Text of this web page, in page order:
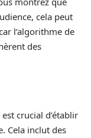
cela peut
l’algorithme de
des
crucial d’établir
Cela inclut des